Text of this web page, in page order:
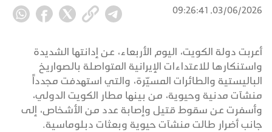
03/06/2026, 09:26:41
أعربت دولة الكويت، اليوم الأربعاء، عن إدانتها الشديدة
واستنكارها للاعتداءات الإيرانية المتواصلة بالصواريخ
الباليستية والطائرات المسيّرة، والتي استهدفت مجدداً
منشآت مدنية وحيوية، من بينها مطار الكويت الدولي،
وأسفرت عن سقوط قتيل وإصابة عدد من الأشخاص، إلى
جانب أضرار طالت منشآت حيوية وبعثات دبلوماسية.